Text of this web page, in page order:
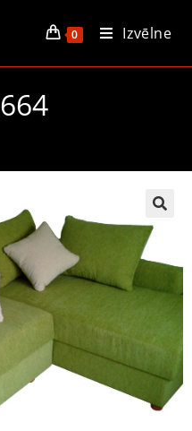
0 Izvēlne